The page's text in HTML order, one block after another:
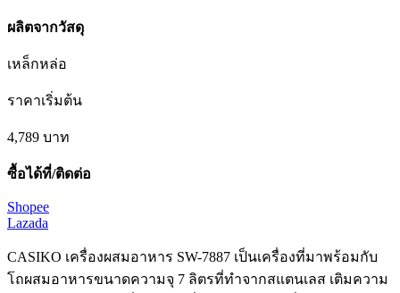
ผลิตจากวัสดุ
เหล็กหล่อ
ราคาเริ่มต้น
4,789 บาท
ซื้อได้ที่/ติดต่อ
Shopee
Lazada
CASIKO เครื่องผสมอาหาร SW-7887 เป็นเครื่องที่มาพร้อมกับ
โถผสมอาหารขนาดความจุ 7 ลิตรที่ทำจากสแตนเลส เติมความ